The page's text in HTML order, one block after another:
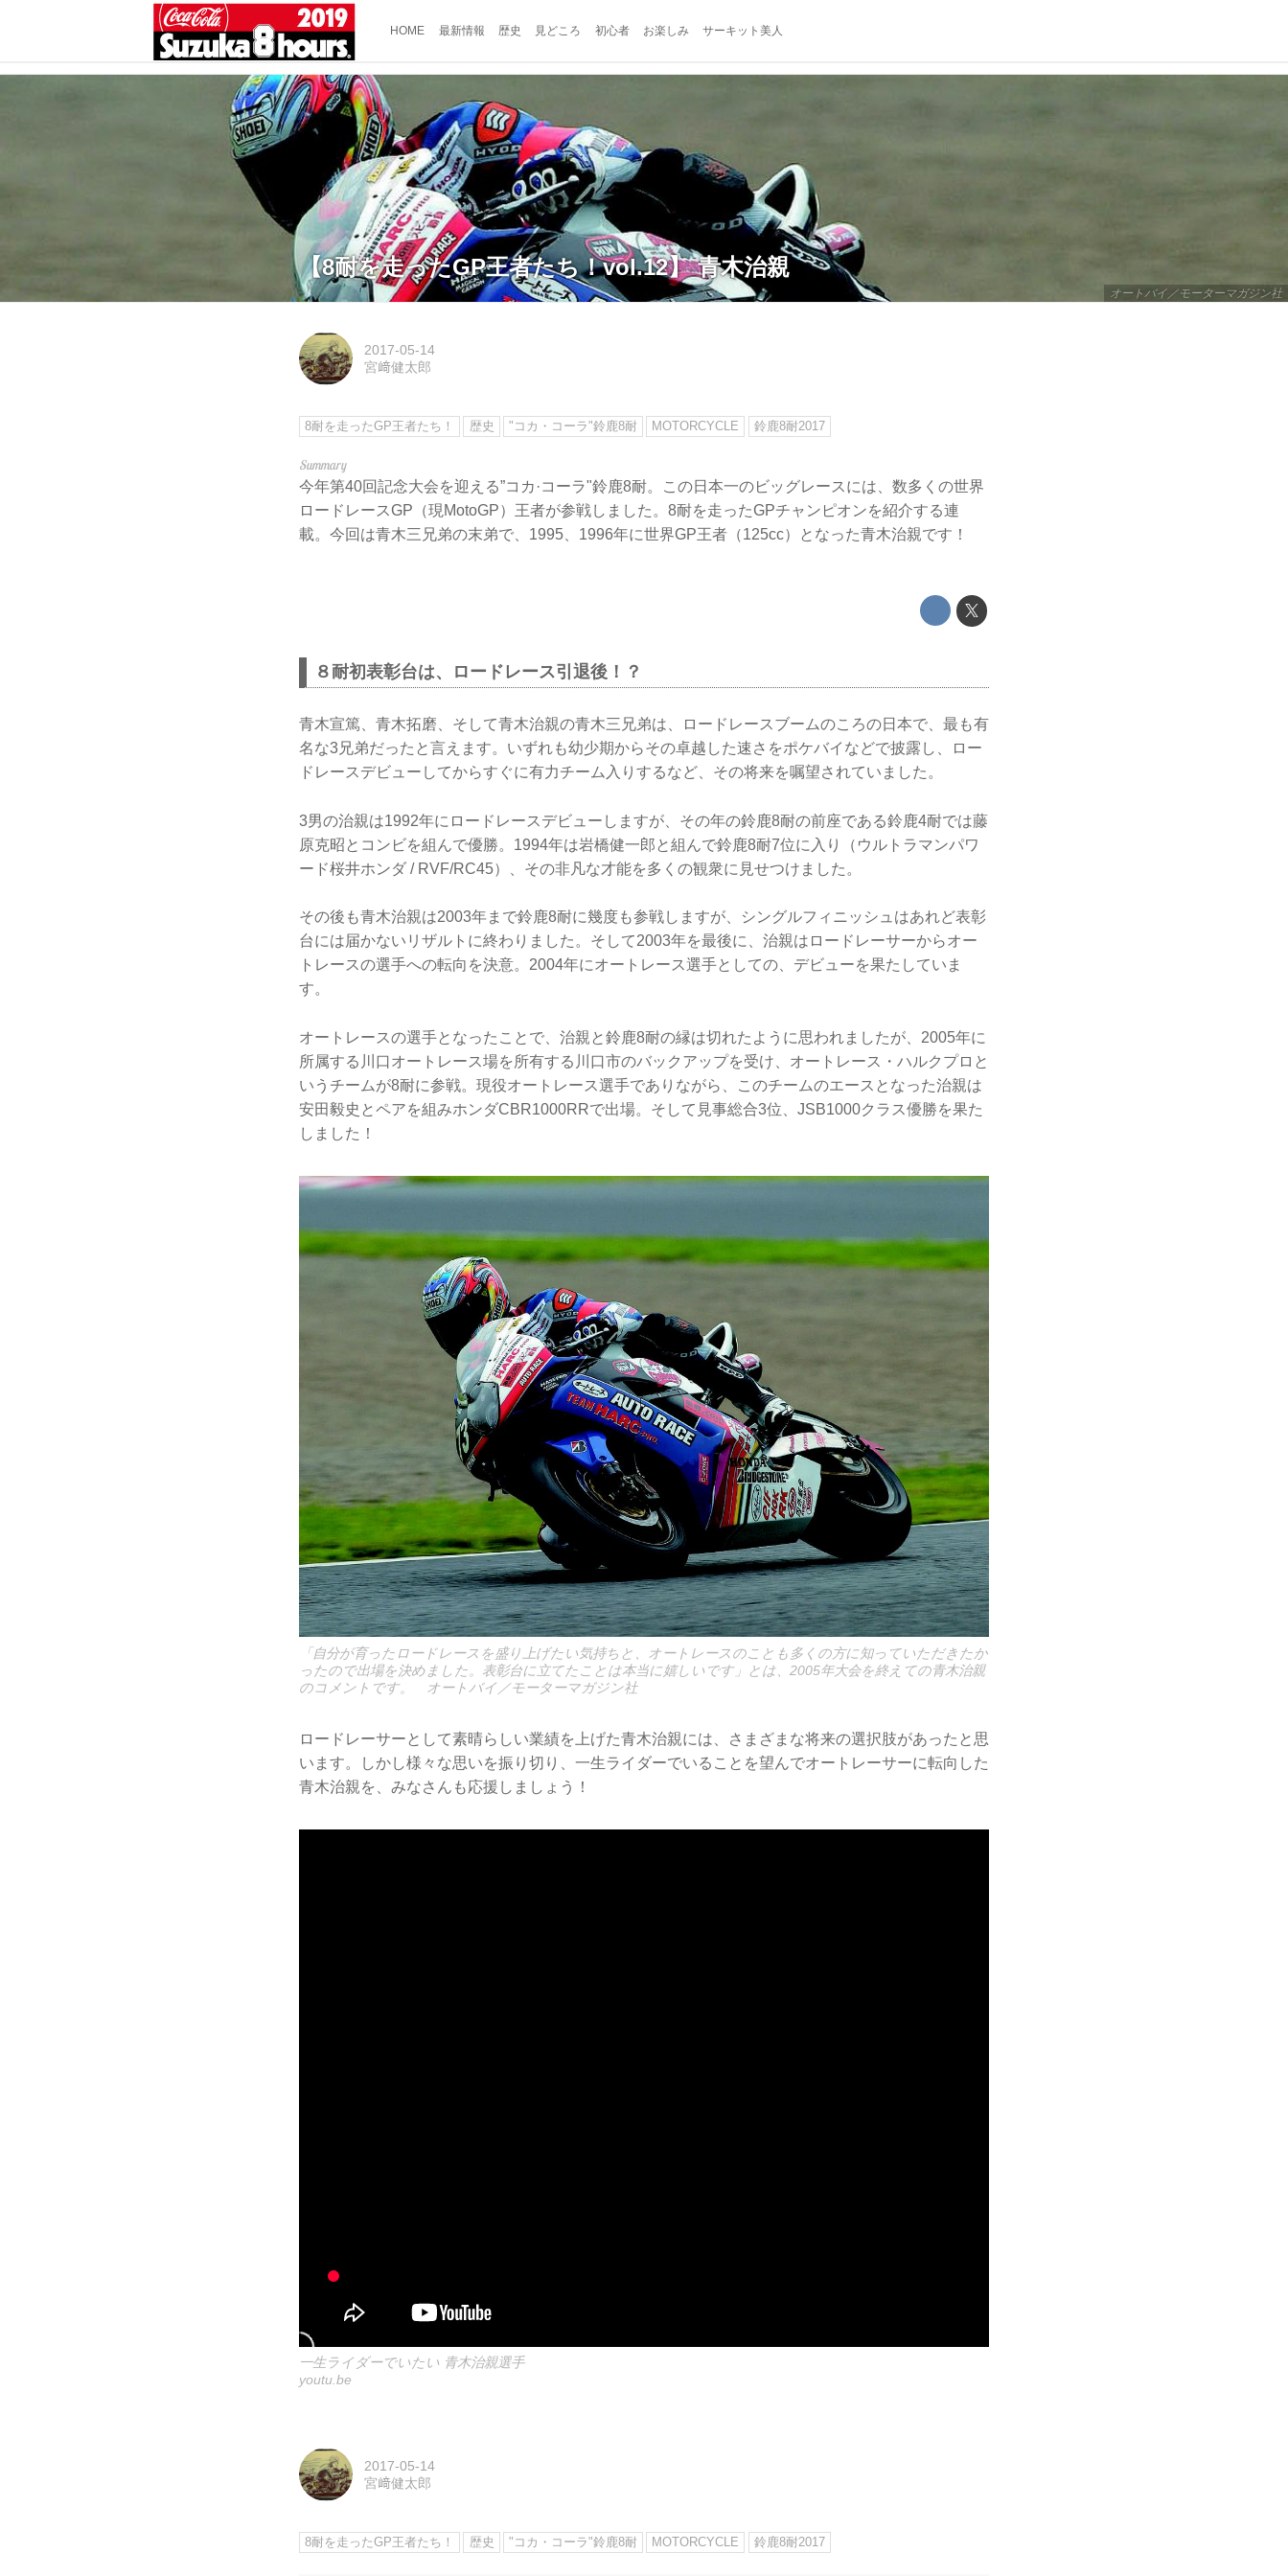
HOME 最新情報 歴史 見どころ 初心者 お楽しみ サーキット美人
オートバイ／モーターマガジン社
【8耐を走ったGP王者たち！vol.12】 青木治親
2017-05-14
宮﨑健太郎
8耐を走ったGP王者たち！ 歴史 "コカ・コーラ"鈴鹿8耐 MOTORCYCLE 鈴鹿8耐2017
今年第40回記念大会を迎える”コカ·コーラ"鈴鹿8耐。この日本一のビッグレースには、数多くの世界
ロードレースGP（現MotoGP）王者が参戦しました。8耐を走ったGPチャンピオンを紹介する連
載。今回は青木三兄弟の末弟で、1995、1996年に世界GP王者（125cc）となった青木治親です！
８耐初表彰台は、ロードレース引退後！？
青木宣篤、青木拓磨、そして青木治親の青木三兄弟は、ロードレースブームのころの日本で、最も有
名な3兄弟だったと言えます。いずれも幼少期からその卓越した速さをポケバイなどで披露し、ロー
ドレースデビューしてからすぐに有力チーム入りするなど、その将来を嘱望されていました。
3男の治親は1992年にロードレースデビューしますが、その年の鈴鹿8耐の前座である鈴鹿4耐では藤
原克昭とコンビを組んで優勝。1994年は岩橋健一郎と組んで鈴鹿8耐7位に入り（ウルトラマンパワ
ード桜井ホンダ / RVF/RC45）、その非凡な才能を多くの観衆に見せつけました。
その後も青木治親は2003年まで鈴鹿8耐に幾度も参戦しますが、シングルフィニッシュはあれど表彰
台には届かないリザルトに終わりました。そして2003年を最後に、治親はロードレーサーからオー
トレースの選手への転向を決意。2004年にオートレース選手としての、デビューを果たしていま
す。
オートレースの選手となったことで、治親と鈴鹿8耐の縁は切れたように思われましたが、2005年に
所属する川口オートレース場を所有する川口市のバックアップを受け、オートレース・ハルクプロと
いうチームが8耐に参戦。現役オートレース選手でありながら、このチームのエースとなった治親は
安田毅史とペアを組みホンダCBR1000RRで出場。そして見事総合3位、JSB1000クラス優勝を果た
しました！
「自分が育ったロードレースを盛り上げたい気持ちと、オートレースのことも多くの方に知っていただきたか
ったので出場を決めました。表彰台に立てたことは本当に嬉しいです」とは、2005年大会を終えての青木治親
のコメントです。 オートバイ／モーターマガジン社
ロードレーサーとして素晴らしい業績を上げた青木治親には、さまざまな将来の選択肢があったと思
います。しかし様々な思いを振り切り、一生ライダーでいることを望んでオートレーサーに転向した
青木治親を、みなさんも応援しましょう！
一生ライダーでいたい 青木治親選手
youtu.be
2017-05-14
宮﨑健太郎
8耐を走ったGP王者たち！ 歴史 "コカ・コーラ"鈴鹿8耐 MOTORCYCLE 鈴鹿8耐2017